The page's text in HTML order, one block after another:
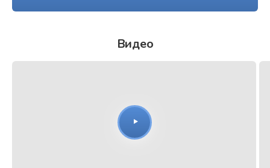
Видео